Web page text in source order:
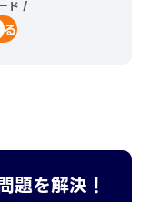
ド /
題を解決！